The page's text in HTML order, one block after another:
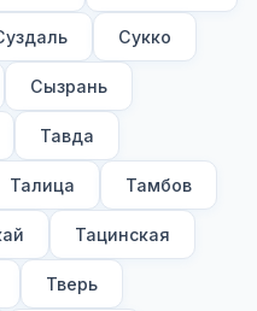
Сукко
Сызрань
Тавда
Талица Тамбов
Тацинская
Тверь